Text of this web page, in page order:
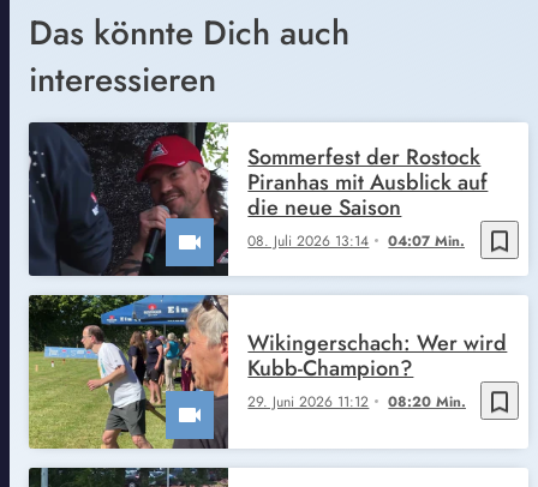
Das könnte Dich auch
interessieren
bookmark_border
08. Juli 2026 13:14 04:07 Min.
Sommerfest der Rostock
Piranhas mit Ausblick auf
die neue Saison
bookmark_border
29. Juni 2026 11:12 08:20 Min.
Wikingerschach: Wer wird
Kubb-Champion?